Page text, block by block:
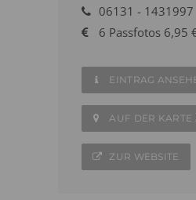
06131 - 1431997
6 Passfotos 6,95
EINTRAG
AUF DER KARTE
ZUR WEBSITE